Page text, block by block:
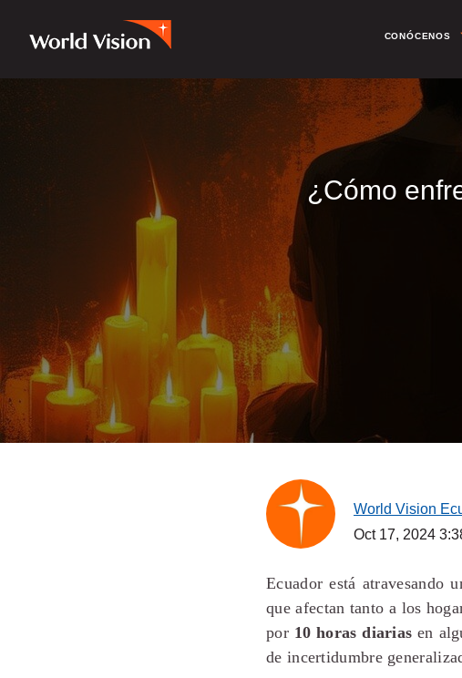
CONÓCENOS
¿Cómo
World Vision
Oct 17, 2024
Ecuador está atravesando
que afectan tanto a los
por 10 horas diarias en
de incertidumbre